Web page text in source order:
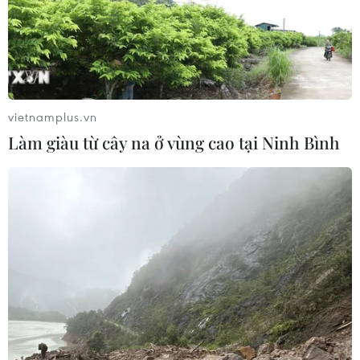
CƠ QUAN CHỦ QUẢN: THÔNG TẤN XÃ VIỆT NAM
Tổng Biên tập: TRẦN TIẾN DUẨN
Phó Tổng Biên tập: NGUYỄN THỊ TÁM, KHÚC THANH
Quy định sử dụng
Hỗ trợ
Ngôn ngữ
TTXVN
Dịch vụ tin
Quảng cáo
vietnamplus.vn
Làm giàu từ cây na ở vùng cao tại Ninh Bình